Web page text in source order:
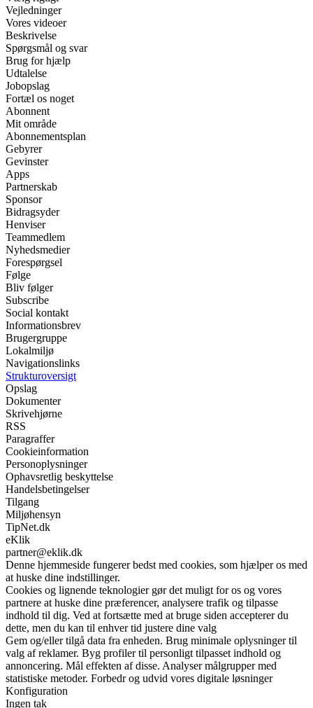
Vejledninger
Vores videoer
Beskrivelse
Spørgsmål og svar
Brug for hjælp
Udtalelse
Jobopslag
Fortæl os noget
Abonnent
Mit område
Abonnementsplan
Gebyrer
Gevinster
Apps
Partnerskab
Sponsor
Bidragsyder
Henviser
Teammedlem
Nyhedsmedier
Forespørgsel
Følge
Bliv følger
Subscribe
Social kontakt
Informationsbrev
Brugergruppe
Lokalmiljø
Navigationslinks
Strukturoversigt
Opslag
Dokumenter
Skrivehjørne
RSS
Paragraffer
Cookieinformation
Personoplysninger
Ophavsretlig beskyttelse
Handelsbetingelser
Tilgang
Miljøhensyn
TipNet.dk
eKlik
partner@eklik.dk
Denne hjemmeside fungerer bedst med cookies, som hjælper os med
at huske dine indstillinger.
Cookies og lignende teknologier gør det muligt for os og vores
partnere at huske dine præferencer, analysere trafik og tilpasse
indhold til dig. Ved at fortsætte med at bruge siden accepterer du
dette, men du kan til enhver tid justere dine valg
Gem og/eller tilgå data fra enheden. Brug minimale oplysninger til
valg af reklamer. Byg profiler til personligt tilpasset indhold og
annoncering. Mål effekten af disse. Analyser målgrupper med
statistiske metoder. Forbedr og udvid vores digitale løsninger
Konfiguration
Ingen tak